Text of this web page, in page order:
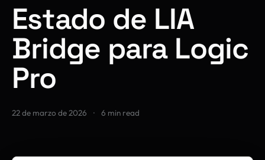
Estado de LIA
Bridge para Logic
Pro
22 de marzo de 2026 · 6 min read